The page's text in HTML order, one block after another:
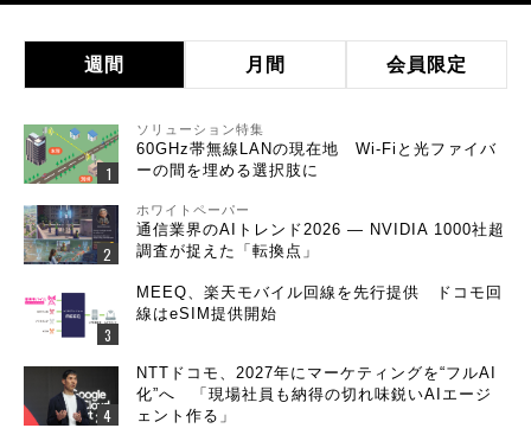
週間 月間 会員限定
ソリューション特集
60GHz帯無線LANの現在地 Wi-Fiと光ファイバ
ーの間を埋める選択肢に
ホワイトペーパー
通信業界のAIトレンド2026 ― NVIDIA 1000社超
調査が捉えた「転換点」
MEEQ、楽天モバイル回線を先行提供 ドコモ回
線はeSIM提供開始
NTTドコモ、2027年にマーケティングを“フルAI
化”へ 「現場社員も納得の切れ味鋭いAIエージ
ェント作る」